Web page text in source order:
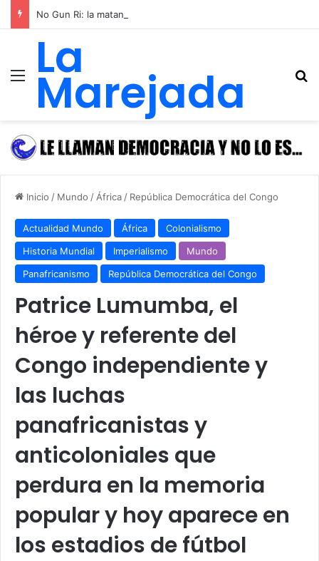
MenúLa
Marejada
Inicio / Mundo / África / República Democrática del Congo
Actualidad Mundo África
Colonialismo
Historia Mundial
Imperialismo
Mundo
Panafricanismo
República Democrática del Congo
Patrice Lumumba, el
héroe y referente del
Congo independiente y
las luchas
panafricanistas y
anticoloniales que
perdura en la memoria
popular y hoy aparece en
los estadios de fútbol